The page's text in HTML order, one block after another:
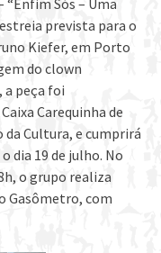
Sós – Uma
prevista para o
Kiefer, em Porto
do clown
peça foi
Carequinha de
Cultura, e cumprirá
dia 19 de julho. No
o grupo realiza
Gasômetro, com